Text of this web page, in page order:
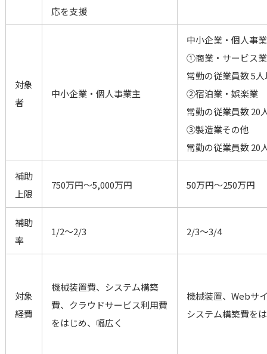
応を支援
対象
者
中小企業・個人事業主
中小企業・個人事
①商業・サービス
常勤の従業員数 5
②宿泊業・娯楽業
常勤の従業員数 20
③製造業その他
常勤の従業員数 20
補助
上限
750万円〜5,000万円 50万円〜250万円
補助
率
1/2〜2/3 2/3〜3/4
対象
経費
機械装置費、システム構築
費、クラウドサービス利用費
をはじめ、幅広く
機械装置、Webサ
システム構築費を